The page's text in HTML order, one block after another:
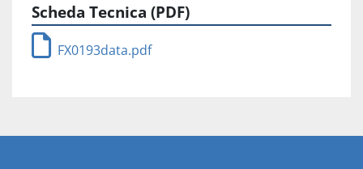
Scheda Tecnica (PDF)
FX0193data.pdf